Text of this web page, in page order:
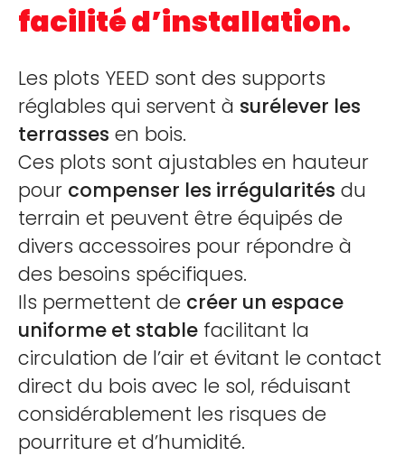
facilité d’installation.
Les plots YEED sont des supports
réglables qui servent à surélever les
terrasses en bois.
Ces plots sont ajustables en hauteur
pour compenser les irrégularités du
terrain et peuvent être équipés de
divers accessoires pour répondre à
des besoins spécifiques.
Ils permettent de créer un espace
uniforme et stable facilitant la
circulation de l’air et évitant le contact
direct du bois avec le sol, réduisant
considérablement les risques de
pourriture et d’humidité.